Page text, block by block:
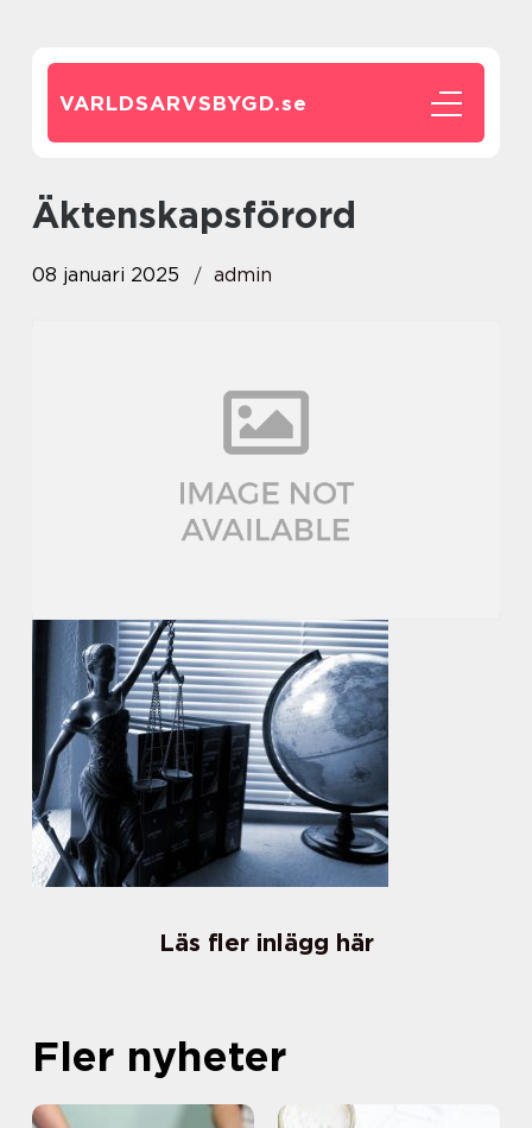
VARLDSARVSBYGD.se
Äktenskapsförord
08 januari 2025 admin
Läs fler inlägg här
Fler nyheter